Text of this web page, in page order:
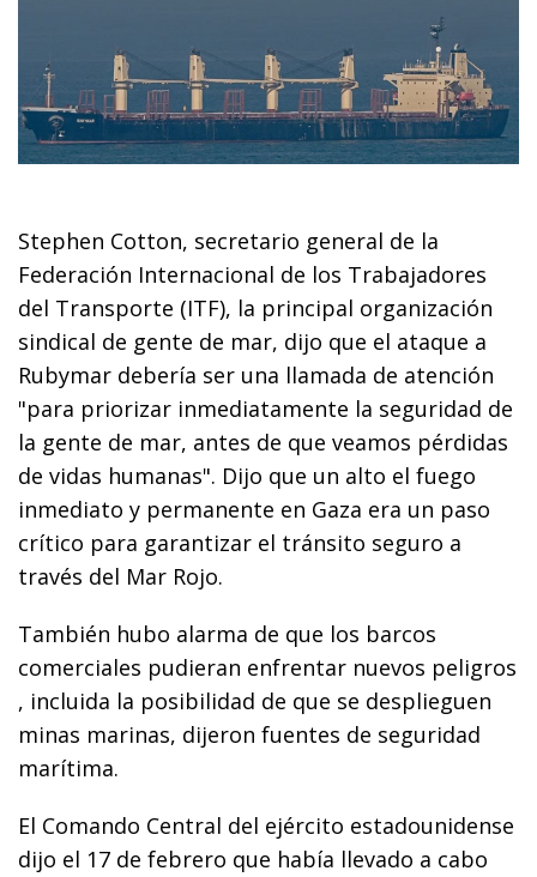
Stephen Cotton, secretario general de la
Federación Internacional de los Trabajadores
del Transporte (ITF), la principal organización
sindical de gente de mar, dijo que el ataque a
Rubymar debería ser una llamada de atención
"para priorizar inmediatamente la seguridad de
la gente de mar, antes de que veamos pérdidas
de vidas humanas". Dijo que un alto el fuego
inmediato y permanente en Gaza era un paso
crítico para garantizar el tránsito seguro a
través del Mar Rojo.
También hubo alarma de que los barcos
comerciales pudieran enfrentar nuevos peligros
, incluida la posibilidad de que se desplieguen
minas marinas, dijeron fuentes de seguridad
marítima.
El Comando Central del ejército estadounidense
dijo el 17 de febrero que había llevado a cabo